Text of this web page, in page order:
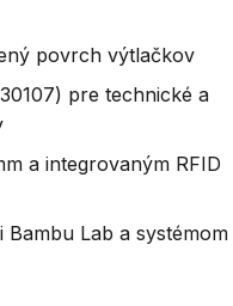
povrch výtlačkov
pre technické a
a integrovaným RFID
Bambu Lab a systémom